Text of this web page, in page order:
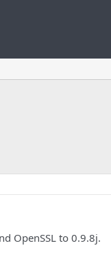
OpenSSL to 0.9.8j.